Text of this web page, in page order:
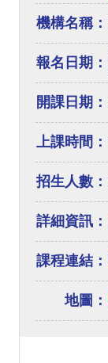
機構名稱：
報名日期：
開課日期：
上課時間：
招生人數：
詳細資訊：
課程連結：
地圖：